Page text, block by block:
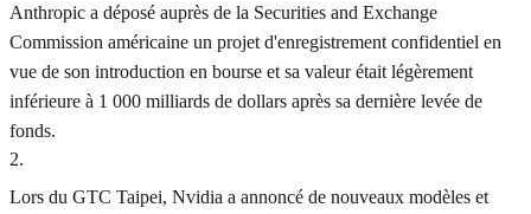
Anthropic a déposé auprès de la Securities and Exchange
Commission américaine un projet d'enregistrement confidentiel en
vue de son introduction en bourse et sa valeur était légèrement
inférieure à 1 000 milliards de dollars après sa dernière levée de
fonds.
2.
Lors du GTC Taipei, Nvidia a annoncé de nouveaux modèles et